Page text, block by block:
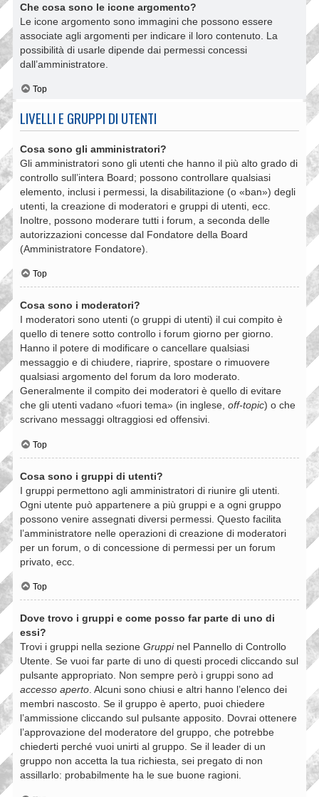
Che cosa sono le icone argomento?
Le icone argomento sono immagini che possono essere
associate agli argomenti per indicare il loro contenuto. La
possibilità di usarle dipende dai permessi concessi
dall’amministratore.
Top
LIVELLI E GRUPPI DI UTENTI
Cosa sono gli amministratori?
Gli amministratori sono gli utenti che hanno il più alto grado di
controllo sull’intera Board; possono controllare qualsiasi
elemento, inclusi i permessi, la disabilitazione (o «ban») degli
utenti, la creazione di moderatori e gruppi di utenti, ecc.
Inoltre, possono moderare tutti i forum, a seconda delle
autorizzazioni concesse dal Fondatore della Board
(Amministratore Fondatore).
Top
Cosa sono i moderatori?
I moderatori sono utenti (o gruppi di utenti) il cui compito è
quello di tenere sotto controllo i forum giorno per giorno.
Hanno il potere di modificare o cancellare qualsiasi
messaggio e di chiudere, riaprire, spostare o rimuovere
qualsiasi argomento del forum da loro moderato.
Generalmente il compito dei moderatori è quello di evitare
che gli utenti vadano «fuori tema» (in inglese, off-topic) o che
scrivano messaggi oltraggiosi ed offensivi.
Top
Cosa sono i gruppi di utenti?
I gruppi permettono agli amministratori di riunire gli utenti.
Ogni utente può appartenere a più gruppi e a ogni gruppo
possono venire assegnati diversi permessi. Questo facilita
l’amministratore nelle operazioni di creazione di moderatori
per un forum, o di concessione di permessi per un forum
privato, ecc.
Top
Dove trovo i gruppi e come posso far parte di uno di
essi?
Trovi i gruppi nella sezione Gruppinel Pannello di Controllo
Utente. Se vuoi far parte di uno di questi procedi cliccando sul
pulsante appropriato. Non sempre però i gruppi sono ad
accesso aperto. Alcuni sono chiusi e altri hanno l’elenco dei
membri nascosto. Se il gruppo è aperto, puoi chiedere
l’ammissione cliccando sul pulsante apposito. Dovrai ottenere
l’approvazione del moderatore del gruppo, che potrebbe
chiederti perché vuoi unirti al gruppo. Se il leader di un
gruppo non accetta la tua richiesta, sei pregato di non
assillarlo: probabilmente ha le sue buone ragioni.